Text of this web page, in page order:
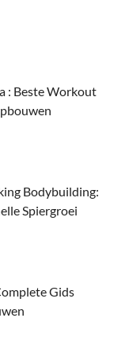
: Beste Workout
Bodybuilding:
Spiergroei
Gids